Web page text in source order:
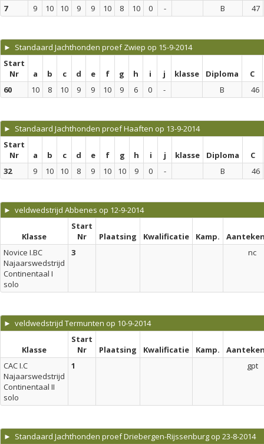
7 9 10 10 9 9 10 8 10 0 - B 47
► Standaard Jachthonden proef Zwiep op 15-9-2014
Start
Nr
a b c d e f g h i j klasse Diploma
C
60
10 8 10 9 9 10 9 6 0 - B 46
► Standaard Jachthonden proef Haaften op 13-9-2014
Start
Nr
a b c d e f g h i j klasse Diploma
C
32
9 10 10 8 9 10 10 9 0 - B 46
► veldwedstrijd Abbenes op 12-9-2014
Klasse
Start
Nr
Plaatsing Kwalificatie Kamp.
Novice I.BC
Najaarswedstrijd
Continentaal I
solo
3 nc
► veldwedstrijd Termunten op 10-9-2014
Klasse
Start
Nr
Plaatsing Kwalificatie Kamp.
CAC I.C
Najaarswedstrijd
Continentaal II
solo
1 gpt
► Standaard Jachthonden proef Driebergen-Rijssenburg op 23-8-2014